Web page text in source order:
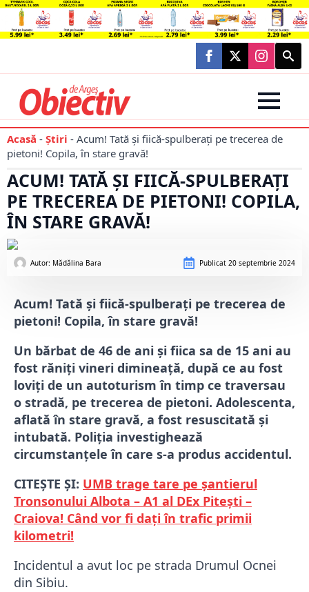
Search
for:
Acasă - Știri - Acum! Tată și fiică-spulberați pe trecerea de
pietoni! Copila, în stare gravă!
ACUM! TATĂ ȘI FIICĂ-SPULBERAȚI
PE TRECEREA DE PIETONI! COPILA,
ÎN STARE GRAVĂ!
Autor: Mădălina Bara Publicat 20 septembrie 2024
Acum! Tată și fiică-spulberați pe trecerea de
pietoni! Copila, în stare gravă!
Un bărbat de 46 de ani și fiica sa de 15 ani au
fost răniți vineri dimineață, după ce au fost
loviți de un autoturism în timp ce traversau
o stradă, pe trecerea de pietoni. Adolescenta,
aflată în stare gravă, a fost resuscitată și
intubată. Poliția investighează
circumstanțele în care s-a produs accidentul.
CITEȘTE ȘI: UMB trage tare pe șantierul
Tronsonului Albota – A1 al DEx Pitești –
Craiova! Când vor fi dați în trafic primii
kilometri!
Incidentul a avut loc pe strada Drumul Ocnei
din Sibiu.